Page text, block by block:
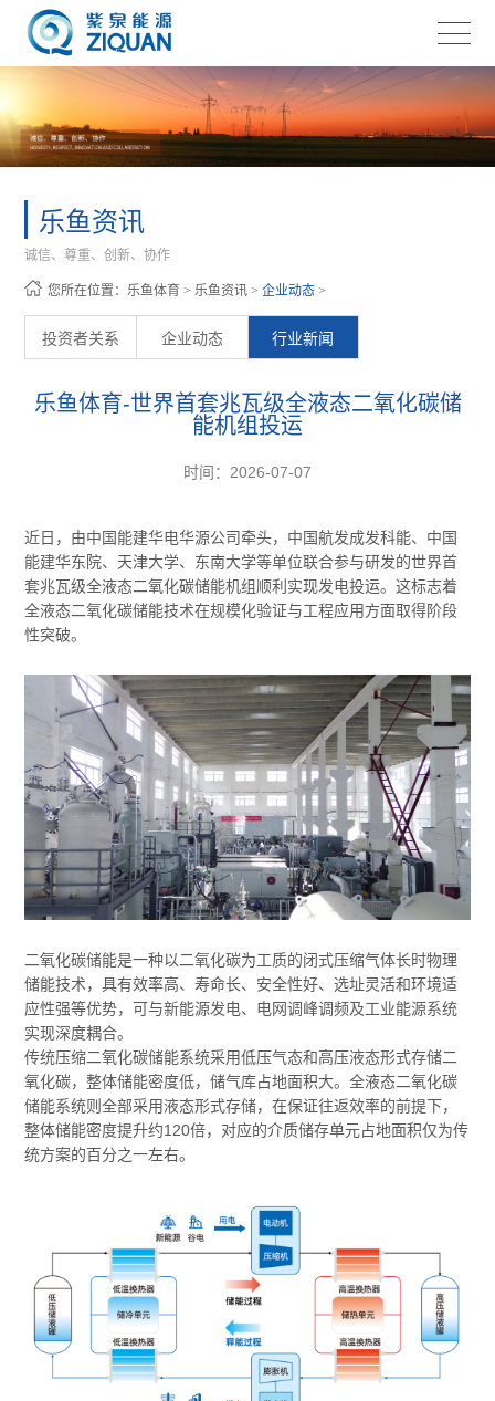
乐鱼资讯
诚信、尊重、创新、协作
您所在位置：乐鱼体育 >乐鱼资讯 >企业动态 >
投资者关系 企业动态 行业新闻
乐鱼体育-世界首套兆瓦级全液态二氧化碳储
能机组投运
时间：2026-07-07
近日，由中国能建华电华源公司牵头，中国航发成发科能、中国
能建华东院、天津大学、东南大学等单位联合参与研发的世界首
套兆瓦级全液态二氧化碳储能机组顺利实现发电投运。这标志着
全液态二氧化碳储能技术在规模化验证与工程应用方面取得阶段
性突破。
二氧化碳储能是一种以二氧化碳为工质的闭式压缩气体长时物理
储能技术，具有效率高、寿命长、安全性好、选址灵活和环境适
应性强等优势，可与新能源发电、电网调峰调频及工业能源系统
实现深度耦合。
传统压缩二氧化碳储能系统采用低压气态和高压液态形式存储二
氧化碳，整体储能密度低，储气库占地面积大。全液态二氧化碳
储能系统则全部采用液态形式存储，在保证往返效率的前提下，
整体储能密度提升约120倍，对应的介质储存单元占地面积仅为传
统方案的百分之一左右。